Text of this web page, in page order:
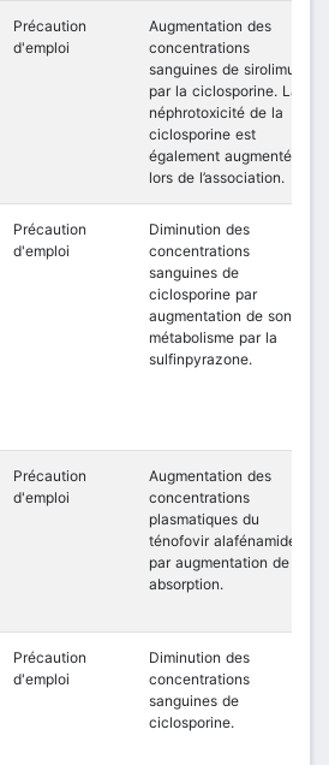
Précaution
d'emploi
Augmentation des
concentrations
sanguines de sirolimus
par la ciclosporine. La
néphrotoxicité de la
ciclosporine est
également augmentée
lors de l’association.
Précaution
d'emploi
Diminution des
concentrations
sanguines de
ciclosporine par
augmentation de son
métabolisme par la
sulfinpyrazone.
Précaution
d'emploi
Augmentation des
concentrations
plasmatiques du
ténofovir alafénamide
par augmentation de son
absorption.
Précaution
d'emploi
Diminution des
concentrations
sanguines de
ciclosporine.